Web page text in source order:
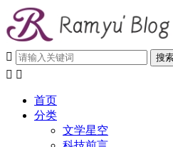

 
首页
分类
文学星空